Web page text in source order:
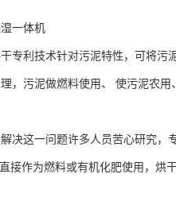
一体机
专利技术针对污泥特性，可将污
，污泥做燃料使用、 使污泥农用
决这一问题许多人员苦心研究，
接作为燃料或有机化肥使用，烘